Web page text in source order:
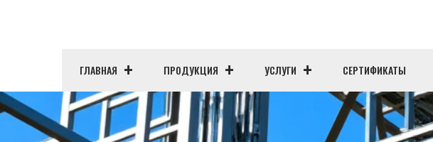
ГЛАВНАЯ ПРОДУКЦИЯ УСЛУГИ СЕРТИФИКАТЫ